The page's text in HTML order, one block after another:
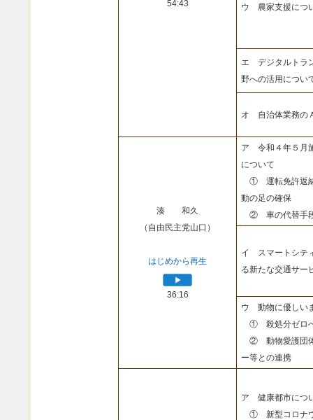
54:43 ウ 農家支援につ
エ デジタルトラ
野への活用につい
オ 自治体業務の
湊 和久
（自由民主党山口）
はじめから再生
36:16
ア 令和４年５月
について
① 運転免許返納
動の足の確保
② 車の代替手段
イ スマートシテ
る新たな交通サー
ウ 動物に優しい
① 殺処分ゼロへ
② 動物愛護団体
ー等との連携
ア 健康都市につ
① 新型コロナウ